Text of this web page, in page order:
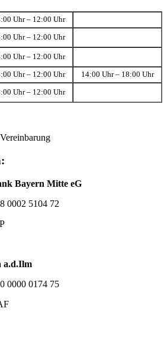
Uhr – 12:00 Uhr
Uhr – 12:00 Uhr
Uhr – 12:00 Uhr
Uhr – 12:00 Uhr 14:00 Uhr – 18:00 Uhr
Uhr – 12:00 Uhr
Bayern Mitte eG
5104 72
a.d.Ilm
0174 75